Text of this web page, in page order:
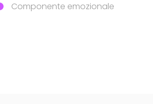
Pulizia
Componente emozionale
Raggiungibilità dei luoghi di interesse